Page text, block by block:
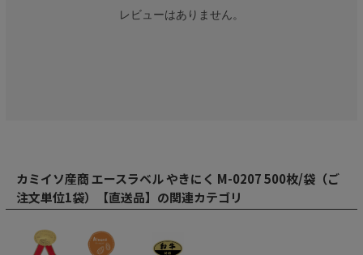
レビューはありません。
カミイソ産商 エースラベル やきにく M-0207 500枚/袋（ご
注文単位1袋）【直送品】の関連カテゴリ